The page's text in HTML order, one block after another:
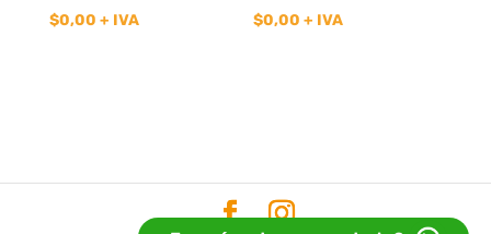
$0,00 + IVA $0,00 + IVA